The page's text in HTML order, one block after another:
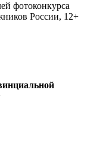
фотоконкурса
России, 12+